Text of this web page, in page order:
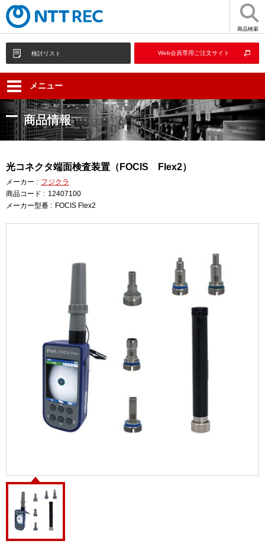
商品検索
検討リスト Web会員専用ご注文サイト
メニュー
商品情報
光コネクタ端面検査装置（FOCIS Flex2）
メーカー : フジクラ
商品コード : 12407100
メーカー型番 : FOCIS Flex2